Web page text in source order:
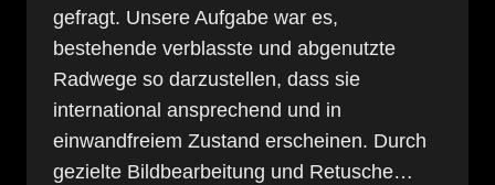
gefragt. Unsere Aufgabe war es,
bestehende verblasste und abgenutzte
Radwege so darzustellen, dass sie
international ansprechend und in
einwandfreiem Zustand erscheinen. Durch
gezielte Bildbearbeitung und Retusche…